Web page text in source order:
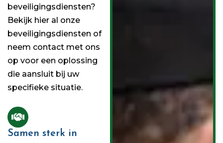
beveiligingsdiensten?
Bekijk hier al onze
beveiligingsdiensten of
neem contact met ons
op voor een oplossing
die aansluit bij uw
specifieke situatie.
Samen sterk in